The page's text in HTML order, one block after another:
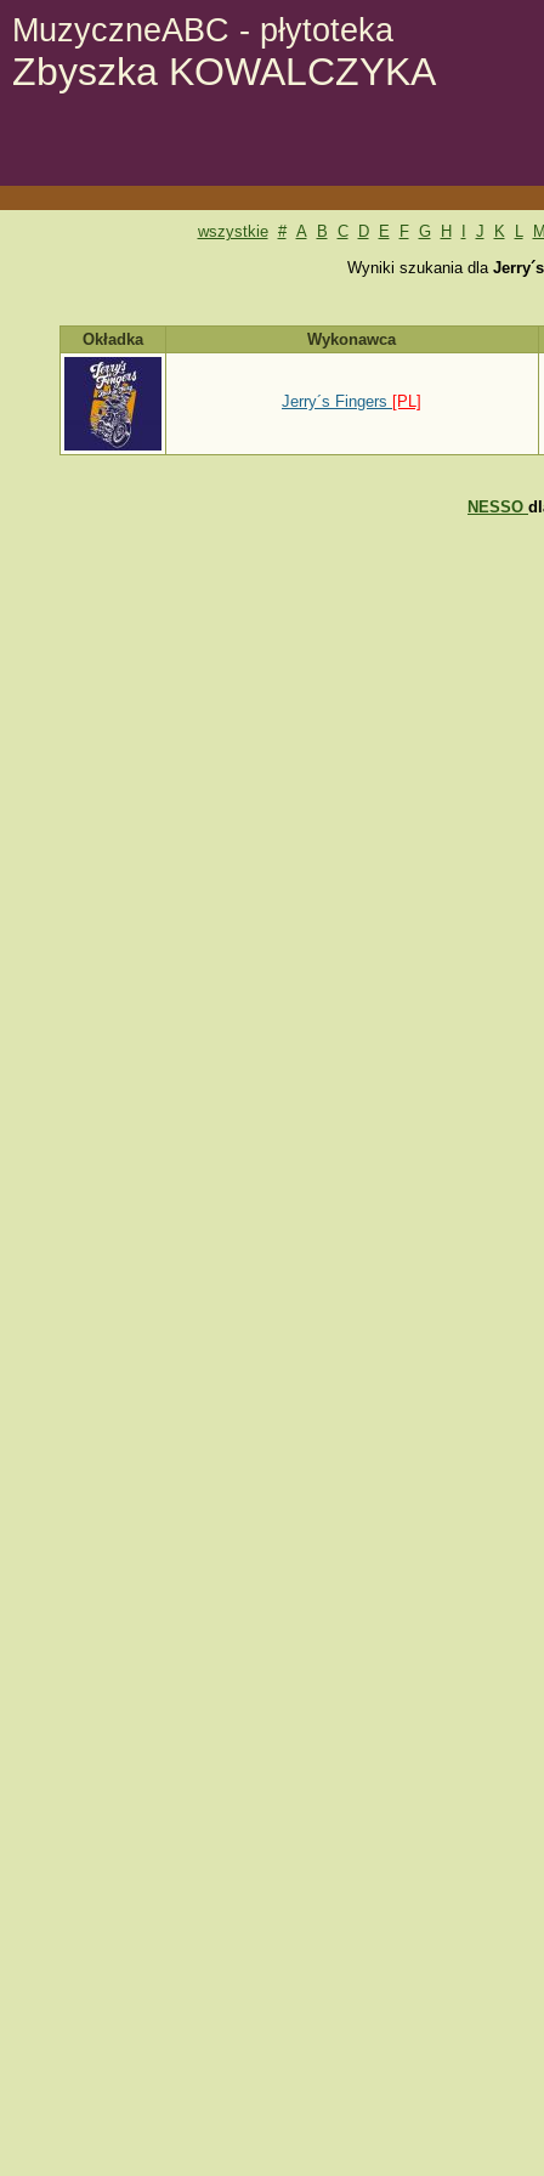
MuzyczneABC - płytoteka
Zbyszka KOWALCZYKA
wszystkie # A B C D E F G H J K L
Wyniki szukania dla
Okładka Wykonawca
Jerry´s Fingers [PL]
NESSO